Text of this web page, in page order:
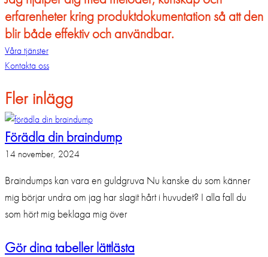
erfarenheter kring produktdokumentation så att den
blir både effektiv och användbar.
Våra tjänster
Kontakta oss
Fler inlägg
Förädla din braindump
14 november, 2024
Braindumps kan vara en guldgruva Nu kanske du som känner
mig börjar undra om jag har slagit hårt i huvudet? I alla fall du
som hört mig beklaga mig över
Gör dina tabeller lättlästa